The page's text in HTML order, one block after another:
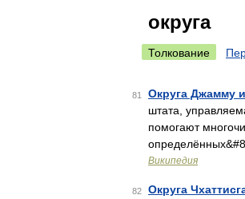
округа
Толкование
81 Округа Джамму
штата,
помогают
Википедия
82 Округа